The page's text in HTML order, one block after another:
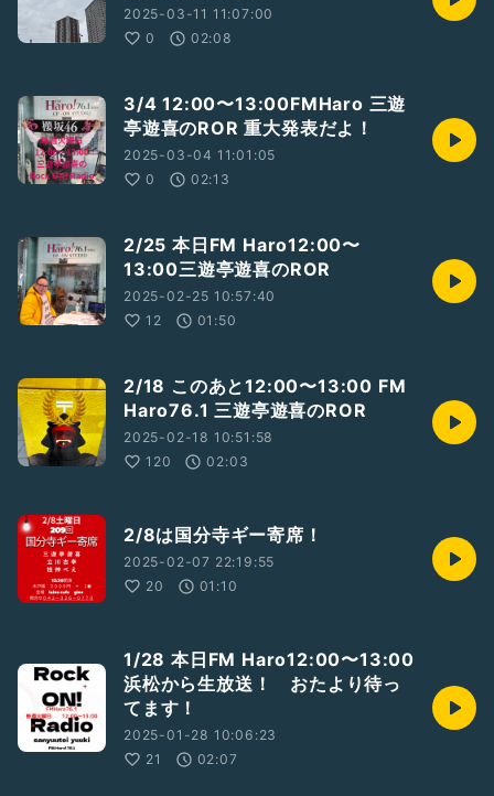
2025-03-11 11:07:00
0
02:08
3/4 12:00〜13:00FMHaro 三遊
亭遊喜のROR 重大発表だよ！
2025-03-04 11:01:05
0
02:13
2/25 本日FM Haro12:00〜
13:00三遊亭遊喜のROR
2025-02-25 10:57:40
12
01:50
2/18 このあと12:00〜13:00 FM
Haro76.1 三遊亭遊喜のROR
2025-02-18 10:51:58
120
02:03
2/8は国分寺ギー寄席！
2025-02-07 22:19:55
20
01:10
1/28 本日FM Haro12:00〜13:00
浜松から生放送！ おたより待っ
てます！
2025-01-28 10:06:23
21
02:07